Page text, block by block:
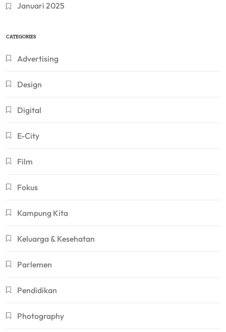
Januari 2025
CATEGORIES
Advertising
Design
Digital
E-City
Film
Fokus
Kampung Kita
Keluarga & Kesehatan
Parlemen
Pendidikan
Photography